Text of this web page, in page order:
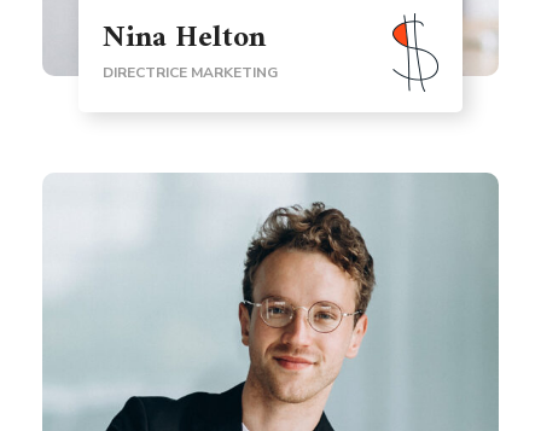
Nina Helton
DIRECTRICE MARKETING